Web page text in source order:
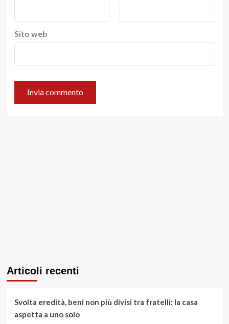
Sito web
Articoli recenti
Svolta eredità, beni non più divisi tra fratelli: la casa
aspetta a uno solo